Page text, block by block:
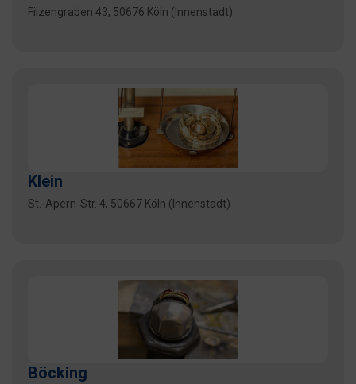
Filzengraben 43, 50676 Köln (Innenstadt)
Klein
St.-Apern-Str. 4, 50667 Köln (Innenstadt)
Böcking